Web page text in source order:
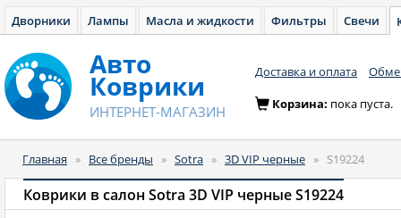
Дворники Лампы Масла и жидкости Фильтры Свечи
Авто
Коврики
ИНТЕРНЕТ-МАГАЗИН
Доставка и оплата
Корзина: пока пуста.
Главная » Все бренды » Sotra » 3D VIP черные » S19224
Коврики в салон Sotra 3D VIP черные S19224